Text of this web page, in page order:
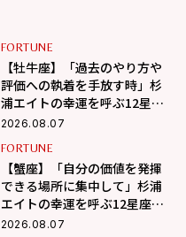
FORTUNE
【牡牛座】「過去のやり方や
評価への執着を手放す時」杉
浦エイトの幸運を呼ぶ12星座
占い（8/7～9/6）
2026.08.07
FORTUNE
【蟹座】「自分の価値を発揮
できる場所に集中して」杉浦
エイトの幸運を呼ぶ12星座占
い（7/7～8/6）
2026.08.07